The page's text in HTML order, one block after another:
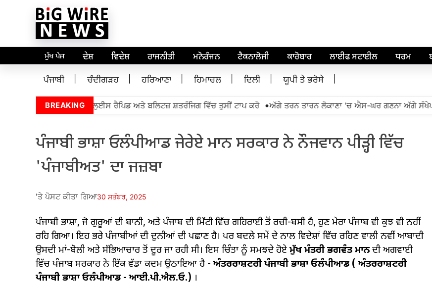
ਮੁੱਖ ਪੇਜ ਦੇਸ਼ ਵਿਦੇਸ਼ ਰਾਜਨੀਤੀ ਮਨੋਰੰਜਨ ਟੈਕਨਾਲੋਜੀ ਕਾਰੋਬਾਰ ਲਾਈਫ ਸਟਾਈਲ ਧਰਮ
ਪੰਜਾਬੀ ਚੰਦੀਗੜਹ ਹਰਿਆਣਾ ਹਿਮਾਚਲ ਦਿਲੀ ਯੂਪੀ ਤੇ ਭਰੋਸੇ
BREAKING
ਪ੍ਰਅੰਧਾ ਸੈਂਟਰ ਲੁਈਸ ਰੈਪਿਡ ਅਤੇ ਬਲਿਟਜ਼ ਸ਼ਤਰੰਜਿਗ ਵਿੱਚ ਤੁਸੀਂ ਟਾਪ ਕਰੋ •ਅੱਗੇ ਤਰਨ ਤਾਰਨ ਲੋਕਾਣਾ 'ਚ ਐਸ-ਘਰ ਗਣਨਾ ਅੱਗੇ ਸੰਖੇਪ ਘਰ
ਪੰਜਾਬੀ ਭਾਸ਼ਾ ਓਲੰਪੀਆਡ ਜੇਰੇਏ ਮਾਨ ਸਰਕਾਰ ਨੇ ਨੌਜਵਾਨ ਪੀੜ੍ਹੀ ਵਿੱਚ
'ਪੰਜਾਬੀਅਤ' ਦਾ ਜਜ਼ਬਾ
'ਤੇ ਪੋਸਟ ਕੀਤਾ ਗਿਆ30 ਸਤੰਬਰ, 2025
ਪੰਜਾਬੀ ਭਾਸ਼ਾ, ਜੋ ਗੁਰੂਆਂ ਦੀ ਬਾਨੀ, ਅਤੇ ਪੰਜਾਬ ਦੀ ਮਿੱਟੀ ਵਿੱਚ ਗਹਿਰਾਈ ਤੋਂ ਰਚੀ-ਬਸੀ ਹੈ, ਹੁਣ ਮੇਰਾ ਪੰਜਾਬ ਵੀ ਕੁਝ ਵੀ ਨਹੀਂ
ਰਹਿ ਗਿਆ। ਇਹ ਭਰੇ ਪੰਜਾਬੀਆਂ ਦੀ ਦੁਨੀਆਂ ਦੀ ਪਛਾਣ ਹੈ। ਪਰ ਬਦਲੇ ਸਮੇਂ ਦੇ ਨਾਲ ਵਿਦੇਸ਼ਾਂ ਵਿੱਚ ਰਹਿਣ ਵਾਲੀ ਨਵੀਂ ਆਬਾਦੀ
ਉਸਦੀ ਮਾਂ-ਬੋਲੀ ਅਤੇ ਸੱਭਿਆਚਾਰ ਤੋਂ ਦੂਰ ਜਾ ਰਹੀ ਸੀ। ਇਸ ਚਿੰਤਾ ਨੂੰ ਸਮਝਦੇ ਹੋਏ ਮੁੱਖ ਮੰਤਰੀ ਭਗਵੰਤ ਮਾਨ ਦੀ ਅਗਵਾਈ
ਵਿੱਚ ਪੰਜਾਬ ਸਰਕਾਰ ਨੇ ਇੱਕ ਵੱਡਾ ਕਦਮ ਉਠਾਇਆ ਹੈ -ਅੰਤਰਰਾਸ਼ਟਰੀ ਪੰਜਾਬੀ ਭਾਸ਼ਾ ਓਲੰਪੀਆਡ (ਅੰਤਰਰਾਸ਼ਟਰੀ
ਪੰਜਾਬੀ ਭਾਸ਼ਾ ਓਲੰਪੀਆਡ - ਆਈ.ਪੀ.ਐਲ.ਓ.) ।